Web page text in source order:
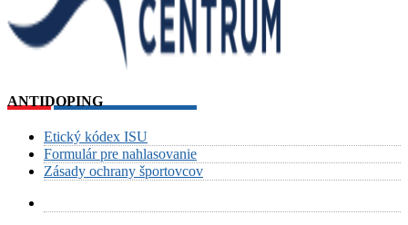
ANTIDOPING
Etický kódex ISU
Formulár pre nahlasovanie
Zásady ochrany športovcov